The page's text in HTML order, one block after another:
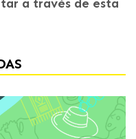
a través de esta